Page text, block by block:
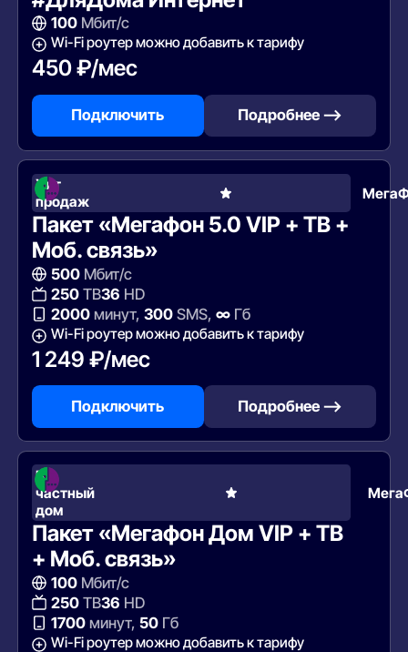
100Мбит/с
Wi-Fi роутер можно добавить к тарифу
450 ₽/мес
Подключить Подробнее —>
Хит
продаж
Пакет «Мегафон 5.0 VIP + ТВ +
Моб. связь»
500Мбит/с
250ТВ36 HD
2000минут, 300SMS, ∞Гб
Wi-Fi роутер можно добавить к тарифу
1 249 ₽/мес
Подключить Подробнее —>
В
частный
дом
Пакет «Мегафон Дом VIP + ТВ
+ Моб. связь»
100Мбит/с
250ТВ36 HD
1700минут, 50Гб
Wi-Fi роутер можно добавить к тарифу